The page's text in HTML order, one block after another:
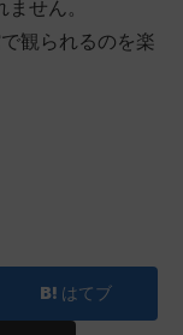
せん。
観られるのを楽
はてブ